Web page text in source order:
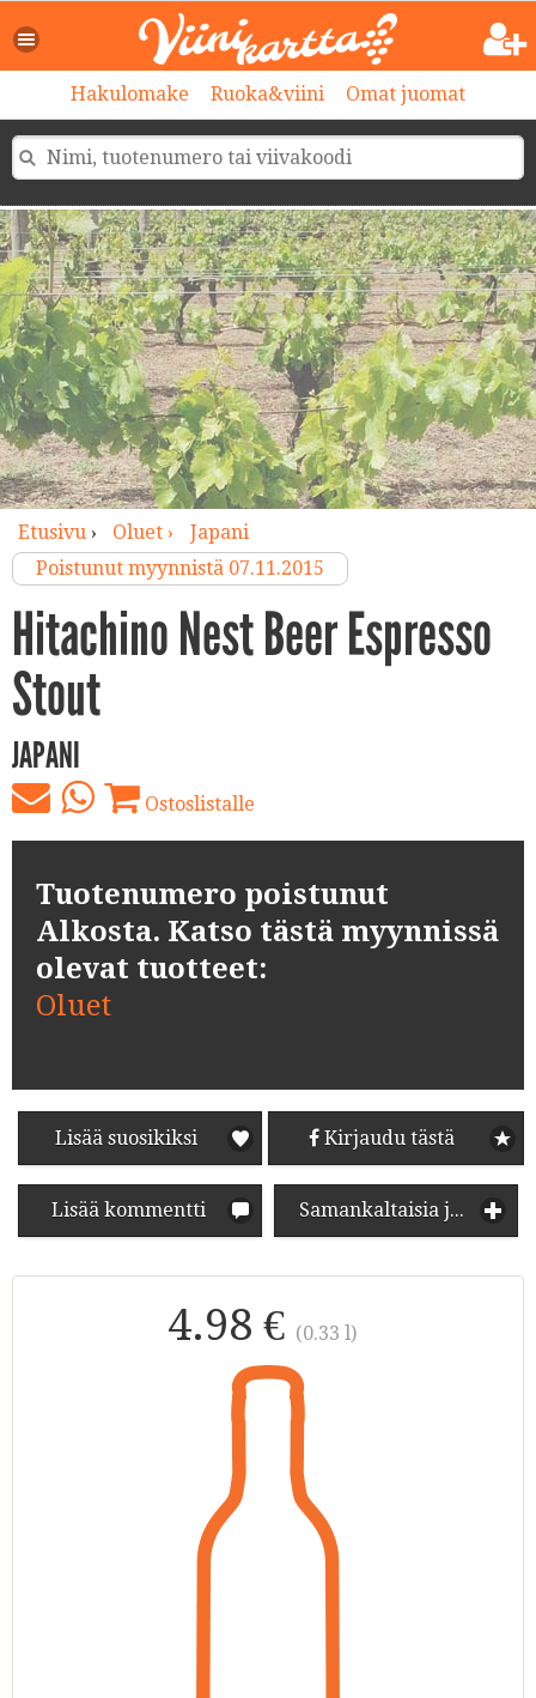
Hakulomake Ruoka&viini Omat juomat
Etusivu› Oluet ›
Japani
Poistunut myynnistä 07.11.2015
Hitachino Nest Beer Espresso
Stout
JAPANI
Ostoslistalle
Tuotenumero poistunut
Alkosta. Katso tästä myynnissä
olevat tuotteet:
Oluet
Lisää suosikiksi Kirjaudu tästä
Lisää kommentti Samankaltaisia juomia
4.98 € (0.33 l)